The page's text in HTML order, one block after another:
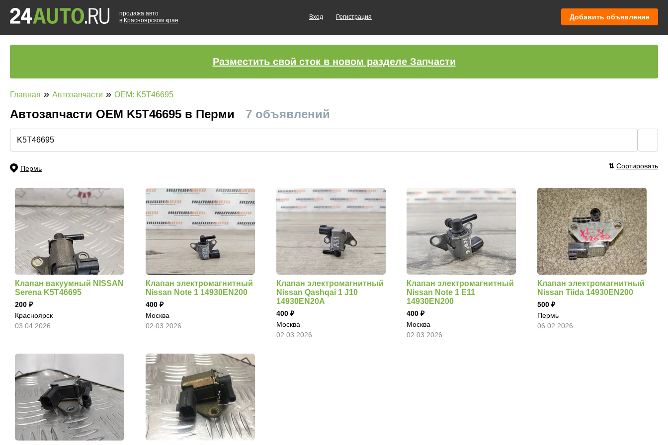
продажа авто
в Красноярском крае
Вход Регистрация Добавить объявление
Разместить свой сток в новом разделе Запчасти
Главная » Автозапчасти » OEM: K5T46695
Автозапчасти ОЕМ K5T46695 в Перми 7 объявлений
Пермь ⇅ Сортировать
Клапан вакуумный NISSAN
Serena K5T46695
200
Красноярск
03.04.2026
Клапан электромагнитный
Nissan Note 1 14930EN200
400
Москва
02.03.2026
Клапан электромагнитный
Nissan Qashqai 1 J10
14930EN20A
400
Москва
02.03.2026
Клапан электромагнитный
Nissan Note 1 E11
14930EN200
400
Москва
02.03.2026
Клапан электромагнитный
Nissan Tiida 14930EN200
500
Пермь
06.02.2026